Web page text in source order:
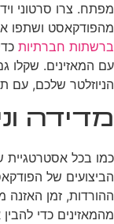
מפתח. צרו סרטוני
מהפודקאסט ושתפו
ברשתות חברתיות
עם המאזינים. שקלו
הניוזלטר שלכם, עם
מדידה
כמו בכל אסטרטגיית
הביצועים של
ההורדות, זמן
מהמאזינים כדי